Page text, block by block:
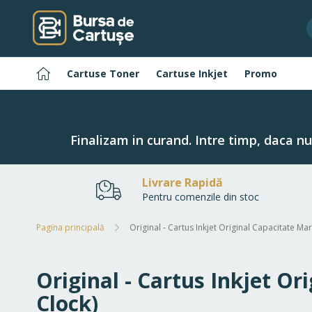
Navigați
la
Conținut
PaginaCartuse Toner Cartuse Inkjet Promo
Finalizam in curand. Intre timp, daca
Livrare Rapidă
Pentru comenzile din stoc
Pagina principală Original - Cartus Inkjet Original Capacitate
Original - Cartus Inkjet
Clock)